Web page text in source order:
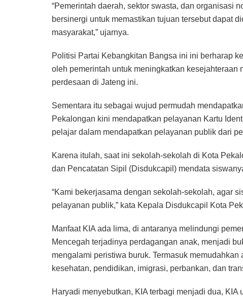
“Pemerintah daerah, sektor swasta, dan organisasi
bersinergi untuk memastikan tujuan tersebut dapat
masyarakat,” ujarnya.
Politisi Partai Kebangkitan Bangsa ini ini berharap
oleh pemerintah untuk meningkatkan
perdesaan di Jateng ini.
Sementara itu sebagai wujud permudah
Pekalongan kini mendapatkan pelayanan Kartu
pelajar dalam mendapatkan pelayanan publik dari
Karena itulah, saat ini sekolah-sekolah di Kota
dan Pencatatan Sipil (Disdukcapil) mendata
“Kami bekerjasama dengan sekolah-sekolah, agar
pelayanan publik,” kata Kepala Disdukcapil Kota
Manfaat KIA ada lima, di antaranya melindungi
Mencegah terjadinya perdagangan anak, menjadi
mengalami peristiwa buruk. Termasuk
kesehatan, pendidikan, imigrasi, perbankan, dan
Haryadi menyebutkan, KIA terbagi menjadi dua,